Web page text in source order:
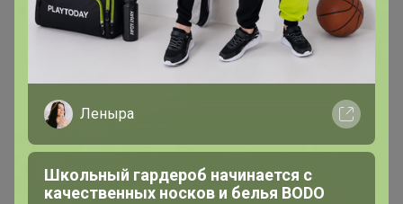
Леныра
Школьный гардероб начинается с
качественных носков и белья BODO